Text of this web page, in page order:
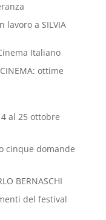
lavoro a SILVIA
Italiano
ottime
al 25 ottobre
cinque domande
BERNASCHI
del festival